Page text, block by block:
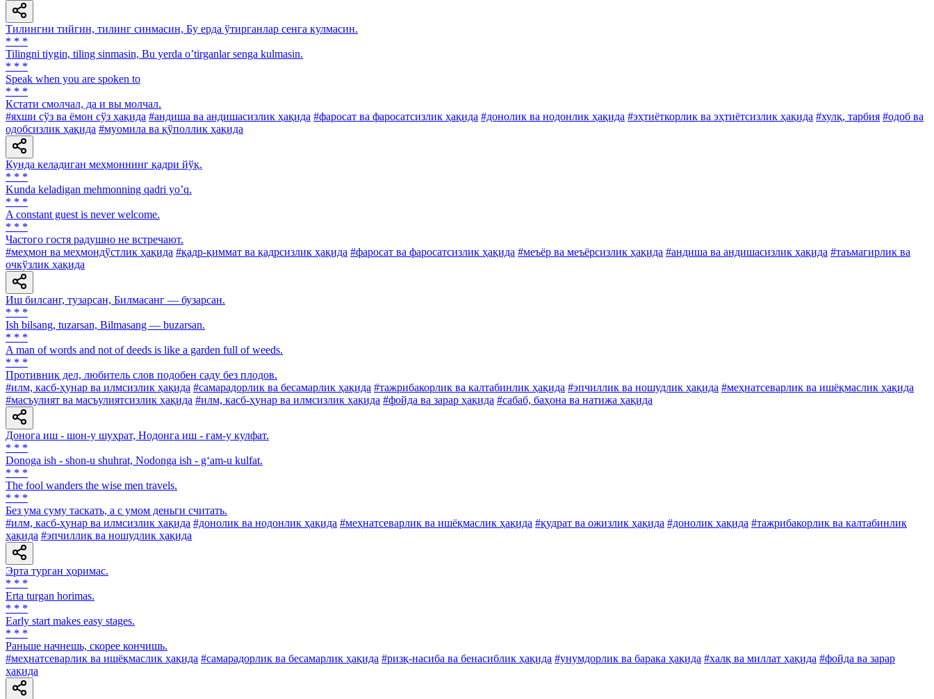
Тилингни тийгин, тилинг синмасин, Бу ерда ўтирганлар сенга кулмасин.
* * *
Tilingni tiygin, tiling sinmasin, Bu yerda oʼtirganlar senga kulmasin.
* * *
Speak when you are spoken to
* * *
Кстати смолчал, да и вы молчал.
#яхши сўз ва ёмон сўз ҳақида #андиша ва андишасизлик ҳақида #фаросат ва фаросатсизлик ҳақида #донолик ва нодонлик ҳақида #эҳтиёткорлик ва эҳтиётсизлик ҳақида #хулқ, тарбия #одоб ва
одобсизлик ҳақида #муомила ва қўполлик ҳақида
Кунда келадиган меҳмоннинг қадри йўқ.
* * *
Kunda keladigan mehmonning qadri yoʼq.
* * *
A constant guest is never welcome.
* * *
Частого гостя радушно не встречают.
#меҳмон ва меҳмондўстлик ҳақида #қадр-қиммат ва қадрсизлик ҳақида #фаросат ва фаросатсизлик ҳақида #меъёр ва меъёрсизлик ҳақида #андиша ва андишасизлик ҳақида #таъмагирлик ва
очкўзлик ҳақида
Иш билсанг, тузарсан, Билмасанг — бузарсан.
* * *
Ish bilsang, tuzarsan, Bilmasang — buzarsan.
* * *
A man of words and not of deeds is like a garden full of weeds.
* * *
Противник дел, любитель слов подобен саду без плодов.
#илм, касб-ҳунар ва илмсизлик ҳақида #самарадорлик ва бесамарлик ҳақида #тажрибакорлик ва калтабинлик ҳақида #эпчиллик ва ношудлик ҳақида #меҳнатсеварлик ва ишёқмаслик ҳақида
#масъулият ва масъулиятсизлик ҳақида #илм, касб-ҳунар ва илмсизлик ҳақида #фойда ва зарар ҳақида #сабаб, баҳона ва натижа ҳақида
Донога иш - шон-у шуҳрат, Нодонга иш - ғам-у кулфат.
* * *
Donoga ish - shon-u shuhrat, Nodonga ish - g‘am-u kulfat.
* * *
The fool wanders the wise men travels.
* * *
Без ума суму таскать, а с умом деньги считать.
#илм, касб-ҳунар ва илмсизлик ҳақида #донолик ва нодонлик ҳақида #меҳнатсеварлик ва ишёқмаслик ҳақида #қудрат ва ожизлик ҳақида #донолик ҳақида #тажрибакорлик ва калтабинлик
ҳақида #эпчиллик ва ношудлик ҳақида
Эрта турган ҳоримас.
* * *
Erta turgan horimas.
* * *
Early start makes easy stages.
* * *
Раньше начнешь, скорее кончишь.
#меҳнатсеварлик ва ишёқмаслик ҳақида #самарадорлик ва бесамарлик ҳақида #ризқ-насиба ва бенасиблик ҳақида #унумдорлик ва барака ҳақида #халқ ва миллат ҳақида #фойда ва зарар
ҳақида